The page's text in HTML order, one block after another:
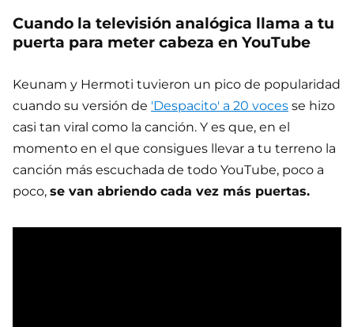
Cuando la televisión analógica llama a tu
puerta para meter cabeza en YouTube
Keunam y Hermoti tuvieron un pico de popularidad
cuando su versión de 'Despacito' a 20 voces se hizo
casi tan viral como la canción. Y es que, en el
momento en el que consigues llevar a tu terreno la
canción más escuchada de todo YouTube, poco a
poco, se van abriendo cada vez más puertas.